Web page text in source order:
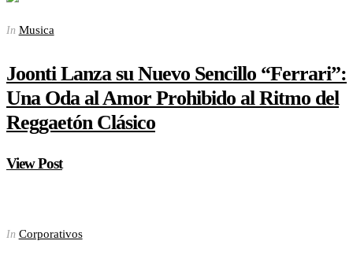
In Musica
Joonti Lanza su Nuevo Sencillo “Ferrari”:
Una Oda al Amor Prohibido al Ritmo del
Reggaetón Clásico
View Post
In Corporativos